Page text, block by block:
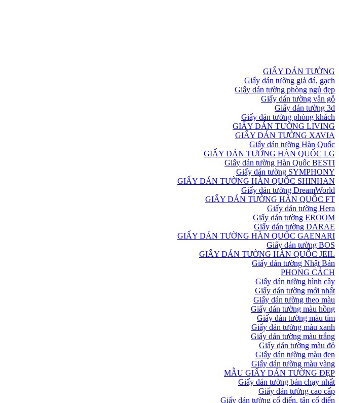
GIẤY DÁN TƯỜNG
Giấy dán tường giả đá, gạch
Giấy dán tường phòng ngủ đẹp
Giấy dán tường vân gỗ
Giấy dán tường 3d
Giấy dán tường phòng khách
GIẤY DÁN TƯỜNG LIVING
GIẤY DÁN TƯỜNG XAVIA
Giấy dán tường Hàn Quốc
GIẤY DÁN TƯỜNG HÀN QUỐC LG
Giấy dán tường Hàn Quốc BESTI
Giấy dán tường SYMPHONY
GIẤY DÁN TƯỜNG HÀN QUỐC SHINHAN
Giấy dán tường DreamWorld
GIẤY DÁN TƯỜNG HÀN QUỐC FT
Giấy dán tường Hera
Giấy dán tường EROOM
Giấy dán tường DARAE
GIẤY DÁN TƯỜNG HÀN QUỐC GAENARI
Giấy dán tường BOS
GIẤY DÁN TƯỜNG HÀN QUỐC JEIL
Giấy dán tường Nhật Bản
PHONG CÁCH
Giấy dán tường hình cây
Giấy dán tường mới nhất
Giấy dán tường theo màu
Giấy dán tường màu hồng
Giấy dán tường màu tím
Giấy dán tường màu xanh
Giấy dán tường màu trắng
Giấy dán tường màu đỏ
Giấy dán tường màu đen
Giấy dán tường màu vàng
MẪU GIẤY DÁN TƯỜNG ĐẸP
Giấy dán tường bán chạy nhất
Giấy dán tường cao cấp
Giấy dán tường cổ điển, tân cổ điển